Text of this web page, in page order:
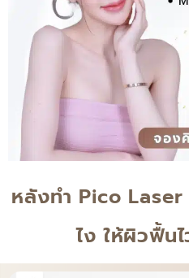
หลังทํา Pico
ไง ให้ผิวฟื้น